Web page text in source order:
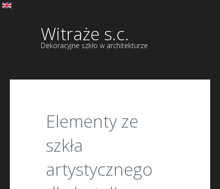
Witraże s.c.
Dekoracyjne szkło w architekturze
Elementy ze
szkła
artystycznego